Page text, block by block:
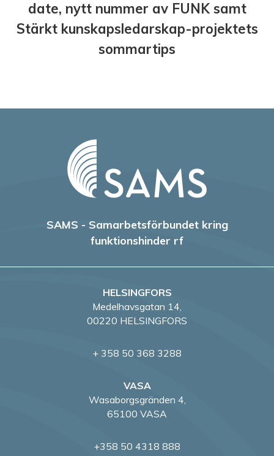
date, nytt nummer av FUNK samt
Stärkt kunskapsledarskap-projektets
sommartips
SAMS - Samarbetsförbundet kring
funktionshinder rf
HELSINGFORS
Medelhavsgatan 14,
00220 HELSINGFORS
+ 358 50 368 3288
VASA
Wasaborgsgränden 4,
65100 VASA
+358 50 4318 888